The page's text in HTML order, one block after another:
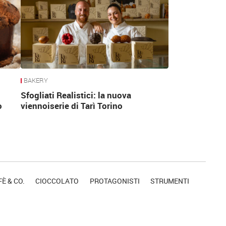
BAKERY
Sfogliati Realistici: la nuova
viennoiserie di Tarì Torino
& CO. CIOCCOLATO PROTAGONISTI STRUMENTI